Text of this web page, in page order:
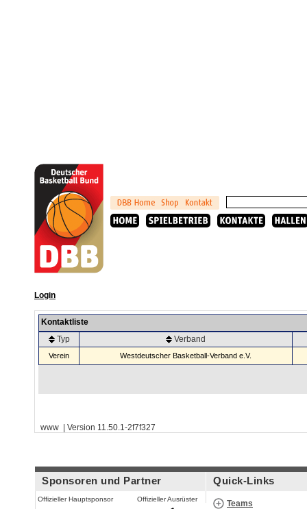
Login
Kontaktliste
Typ
Verband
Verein Westdeutscher Basketball-Verband e.V.
www | Version 11.50.1-2f7f327
Sponsoren und Partner
Offizieller Hauptsponsor Offizieller Ausrüster
Quick-Links
Teams